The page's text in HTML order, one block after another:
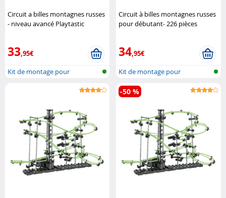
Circuit a billes montagnes russes
- niveau avancé Playtastic
33,95€
Kit de montage pour
Circuit à billes montagnes russes
pour débutant- 226 pièces
34,95€
Kit de montage pour
montagne russe ..
-50 %